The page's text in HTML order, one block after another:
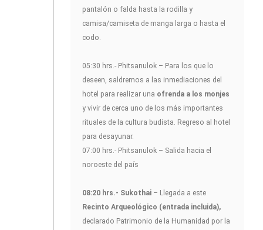
pantalón o falda hasta la rodilla y
camisa/camiseta de manga larga o hasta el
codo.
05:30 hrs.- Phitsanulok – Para los que lo
deseen, saldremos a las inmediaciones del
hotel para realizar una ofrenda a los monjes
y vivir de cerca uno de los más importantes
rituales de la cultura budista. Regreso al hotel
para desayunar.
07:00 hrs.- Phitsanulok – Salida hacia el
noroeste del país
08:20 hrs.- Sukothai – Llegada a este
Recinto Arqueológico (entrada incluida),
declarado Patrimonio de la Humanidad por la